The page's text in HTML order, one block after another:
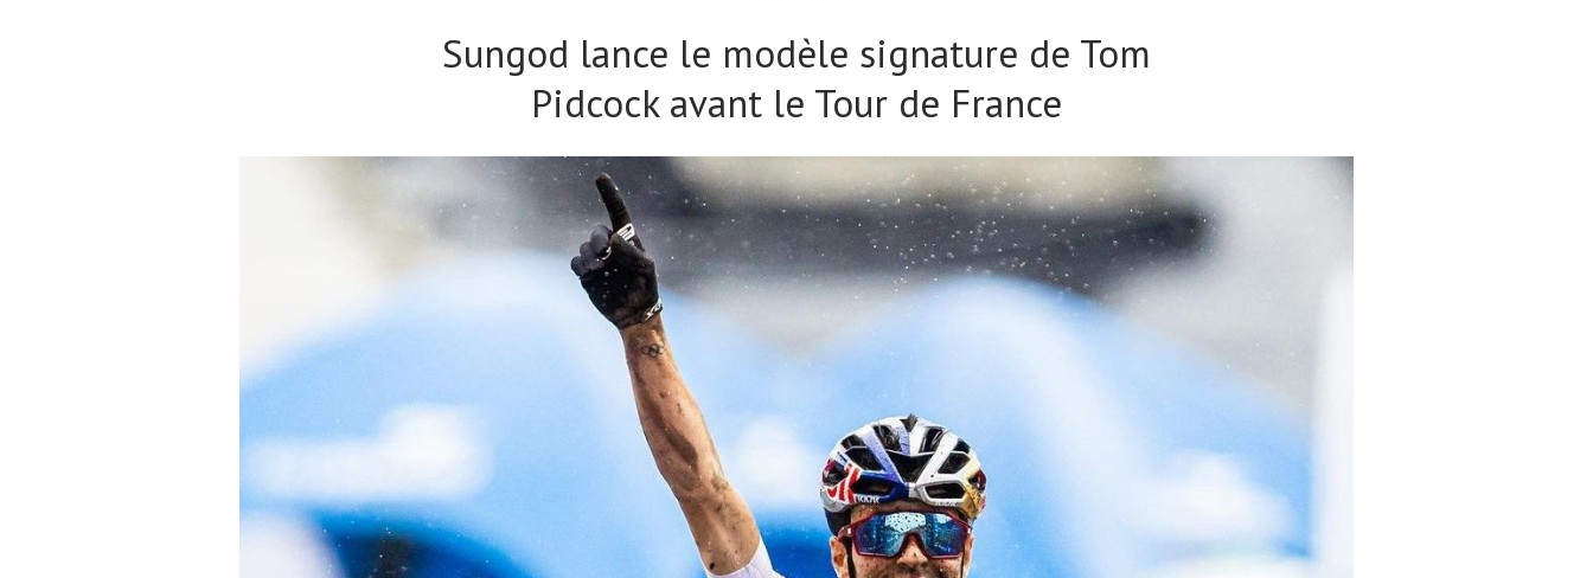
Sungod lance le modèle signature de Tom
Pidcock avant le Tour de France